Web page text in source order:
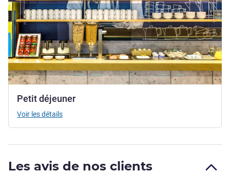
Petit déjeuner
Voir les détails
Les avis de nos clients